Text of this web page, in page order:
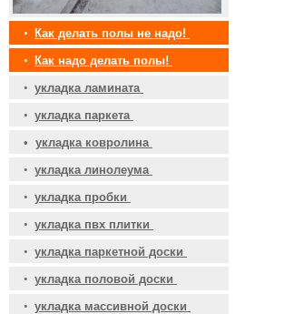
•
Как делать полы не надо!
•
Как надо делать полы!
• укладка ламината
• укладка паркета
• укладка ковролина
• укладка линолеума
• укладка пробки
• укладка пвх плитки
• укладка паркетной доски
• укладка половой доски
• укладка массивной доски